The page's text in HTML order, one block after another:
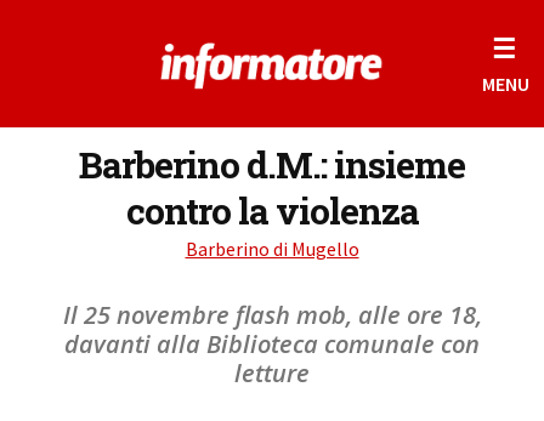
☰
MENU
Barberino d.M.: insieme
contro la violenza
Barberino di Mugello
Il 25 novembre flash mob, alle ore 18,
davanti alla Biblioteca comunale con
letture